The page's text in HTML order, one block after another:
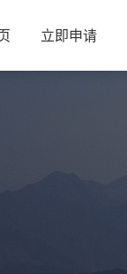
立即申请